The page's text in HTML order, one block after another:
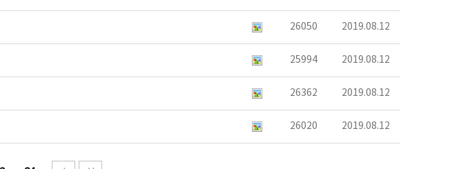
26050 2019.08.12
25994 2019.08.12
26362 2019.08.12
26020 2019.08.12